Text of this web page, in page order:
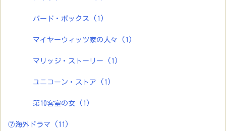
バード・ボックス (1)
マイヤーウィッツ家の人々 (1)
マリッジ・ストーリー (1)
ユニコーン・ストア (1)
第10客室の女 (1)
⑦海外ドラマ (11)